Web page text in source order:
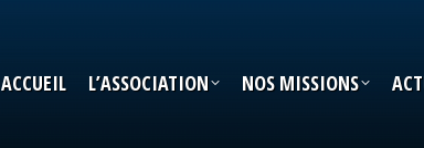
ACCUEIL L’ASSOCIATION NOS MISSIONS
ACCUEIL L’ASSOCIATION NOS MISSIONS